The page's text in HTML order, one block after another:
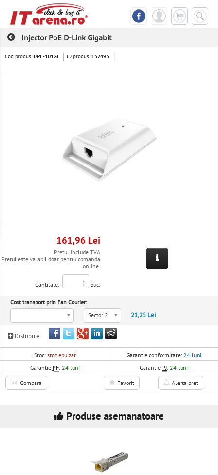
Injector PoE D-Link Gigabit
Cod produs: DPE-101GI ID produs: 132493
161,96 Lei
Pretul include TVA
Pretul este valabil doar pentru comanda
online.
Cantitate: buc.
Cost transport prin Fan Courier:
Sector 2
21,25 Lei
Distribuie:
Stoc: stoc epuizat Garantie conformitate: 24 luni
Garantie PF: 24 luni Garantie PJ:24 luni
Compara Favorit Alerta pret
Produse asemanatoare